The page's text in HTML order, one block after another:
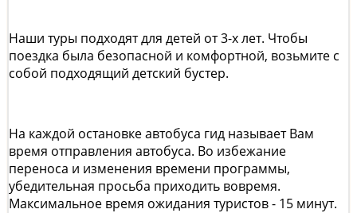
Наши туры подходят для детей от 3-х лет. Чтобы
поездка была безопасной и комфортной, возьмите с
собой подходящий детский бустер.
На каждой остановке автобуса гид называет Вам
время отправления автобуса. Во избежание
переноса и изменения времени программы,
убедительная просьба приходить вовремя.
Максимальное время ожидания туристов - 15 минут.